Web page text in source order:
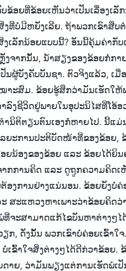
ຂ້ອຍທີ່ຂ້ອຍເຫັນວ່າເປັນເລື່ອງເ
ທີ່ບໍ່ມີຫຍັງເລີຍ. ຖ້າພວກເຂົາສື
ເລັກນ້ອຍແບບນີ້? ອັນນີ້ຄຸ້ມຄ່າກັບ
ງຈາກນັ້ນ, ນໍ້າສຽງຂອງຂ້ອຍກໍ່ກ
ນຜູ້ບັງຄັບບັນຊາ. ຕົວຈິງແລ້ວ, ເ
າະສົມ. ຂ້ອຍຮູ້ສຶກວ່າມັນເຮັດໃຫ້
າລົງຊີວິດຢູ່ພາຍໃນອຸປະນິໄສທີ່ໂ
ຳນິຕິຕຽນຕົນເອງກໍ່ຫາຍໄປ. ນີ້ແ
ລຍະການປະຕິບັດໜ້າທີ່ຂອງຂ້ອຍ,
ອຍນ້ອງຂອງຂ້ອຍ ແລະ ຂ້ອຍໄດ້
າກການຄິດ ແລະ ດູຖູກຄວາມຄິດ
ອງການຢ່າງແນ່ນອນ. ຂ້ອຍຍັງບໍ່
ສະແຫວງຫາເພາະວ່າຂ້ອຍຄິດ
ທີ່ຈະສາມາດແກ້ໄຂບັນຫາຕ່າງໆ
ກ, ດັ່ງນັ້ນ ພວກເຂົາບໍ່ຄ່ອຍເຂົ້າ
ເຂົ້າໃຈສິ່ງຕ່າງໆໄດ້ດີກ່ວາຂ້ອ
ດາຍ, ວ່າມັນພຽງແຕ່ການເຮັດພໍ